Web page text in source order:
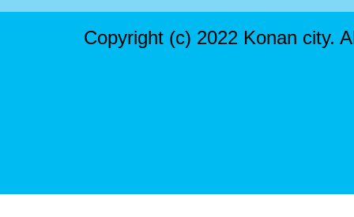
Copyright (c) 2022 Konan city.